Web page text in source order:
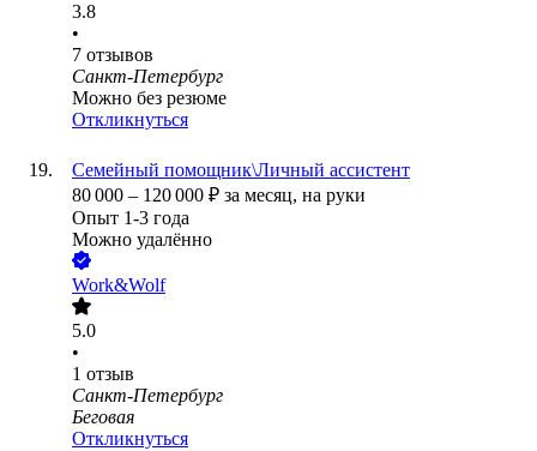
3.8
•
7 отзывов
Санкт-Петербург
Можно без резюме
Откликнуться
Семейный помощник\Личный ассистент
80 000 – 120 000 ₽ за месяц, на руки
Опыт 1-3 года
Можно удалённо
Work&Wolf
5.0
•
1 отзыв
Санкт-Петербург
Беговая
Откликнуться